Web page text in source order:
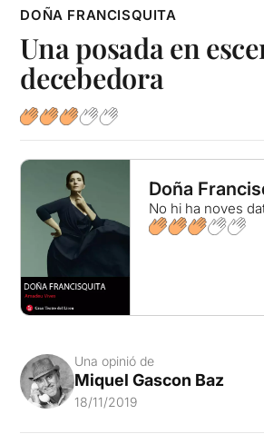
DOÑA FRANCISQUITA
Una posada en
decebedora
Doña
No hi ha noves
Una opinió de
Miquel Gascon Baz
18/11/2019